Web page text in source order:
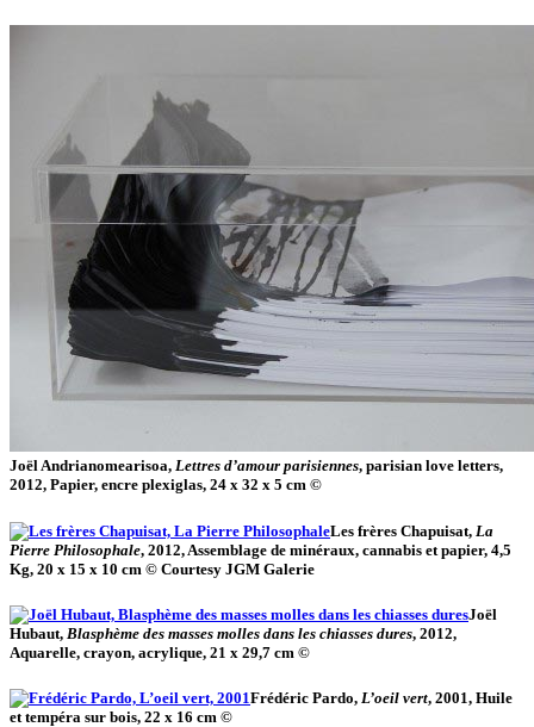
Joël Andrianomearisoa, Lettres d’amour parisiennes, parisian love letters,
2012, Papier, encre plexiglas, 24 x 32 x 5 cm ©
Les frères Chapuisat, La
Pierre Philosophale, 2012, Assemblage de minéraux, cannabis et papier, 4,5
Kg, 20 x 15 x 10 cm © Courtesy JGM Galerie
Joël
Hubaut, Blasphème des masses molles dans les chiasses dures, 2012,
Aquarelle, crayon, acrylique, 21 x 29,7 cm ©
Frédéric Pardo, L’oeil vert, 2001, Huile
et tempéra sur bois, 22 x 16 cm ©